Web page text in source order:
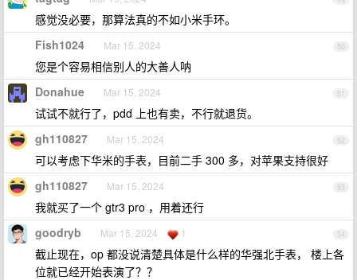
感觉没必要，那算法真的不如小米手环。
50
Fish1024 Mar 15, 2024
您是个容易相信别人的大善人呐
51
Donahue Mar 15, 2024
试试不就行了，pdd 上也有卖，不行就退货。
52
gh110827 Mar 15, 2024
可以考虑下华米的手表，目前二手 300 多，对苹果支持很好
53
gh110827 Mar 15, 2024
我就买了一个 gtr3 pro ，用着还行
54
goodryb Mar 15, 2024 1
截止现在，op 都没说清楚具体是什么样的华强北手表， 楼上各
位就已经开始表演了？？